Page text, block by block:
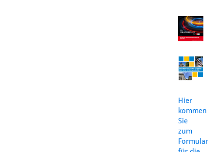
Hier
kommen
Sie
zum
Formular